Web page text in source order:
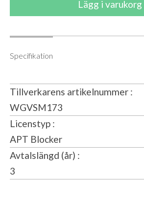
Specifikation
Tillverkarens artikelnummer
WGVSM173
Licenstyp
APT Blocker
Avtalslängd (år)
3